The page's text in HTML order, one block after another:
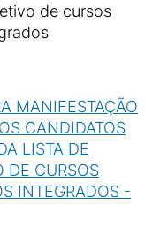
de cursos
MANIFESTAÇÃO
CANDIDATOS
LISTA DE
DE CURSOS
INTEGRADOS -